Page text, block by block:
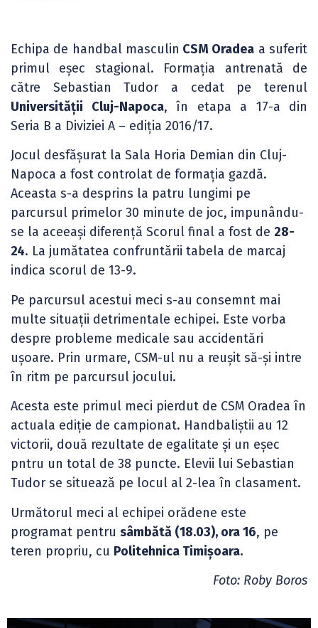
Echipa de handbal masculin CSM Oradea a suferit
primul eșec stagional. Formația antrenată de
către Sebastian Tudor a cedat pe terenul
Universității Cluj-Napoca, în etapa a 17-a din
Seria B a Diviziei A – ediția 2016/17.
Jocul desfășurat la Sala Horia Demian din Cluj-
Napoca a fost controlat de formația gazdă.
Aceasta s-a desprins la patru lungimi pe
parcursul primelor 30 minute de joc, impunându-
se la aceeași diferență Scorul final a fost de 28-
24. La jumătatea confruntării tabela de marcaj
indica scorul de 13-9.
Pe parcursul acestui meci s-au consemnt mai
multe situații detrimentale echipei. Este vorba
despre probleme medicale sau accidentări
ușoare. Prin urmare, CSM-ul nu a reușit să-și intre
în ritm pe parcursul jocului.
Acesta este primul meci pierdut de CSM Oradea în
actuala ediție de campionat. Handbaliștii au 12
victorii, două rezultate de egalitate și un eșec
pntru un total de 38 puncte. Elevii lui Sebastian
Tudor se situează pe locul al 2-lea în clasament.
Următorul meci al echipei orădene este
programat pentru sâmbătă (18.03), ora 16, pe
teren propriu, cu Politehnica Timișoara.
Foto: Roby Boros